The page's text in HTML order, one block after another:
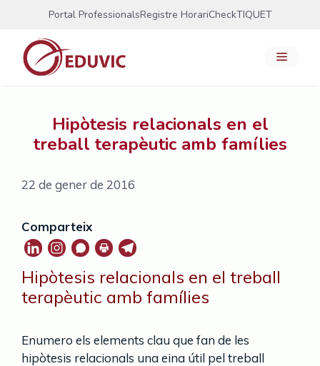
contingut
Portal ProfessionalsRegistre HorariCheckTIQUET
Menú
Hipòtesis relacionals en el
treball terapèutic amb famílies
22 de gener de 2016
Comparteix
Hipòtesis relacionals en el treball
terapèutic amb famílies
Enumero els elements clau que fan de les
hipòtesis relacionals una eina útil pel treball